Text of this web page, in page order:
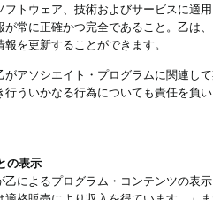
トウェア、技術およびサービスに適
が常に正確かつ完全であること。乙は
を更新することができます。
アソシエイト・プログラムに関連し
ういかなる行為についても責任を負
の表示
によるプログラム・コンテンツの表